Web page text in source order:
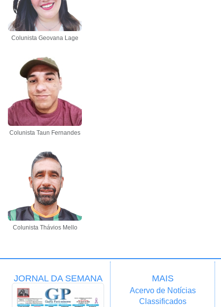
Colunista Geovana Lage
Colunista Taun Fernandes
Colunista Thávios Mello
JORNAL DA SEMANA MAIS
Acervo de Notícias
Classificados